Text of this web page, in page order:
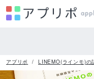
アプリポ LINEMO(ラインモ)の